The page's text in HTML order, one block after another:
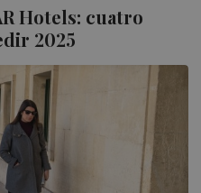
Hotels: cuatro
2025